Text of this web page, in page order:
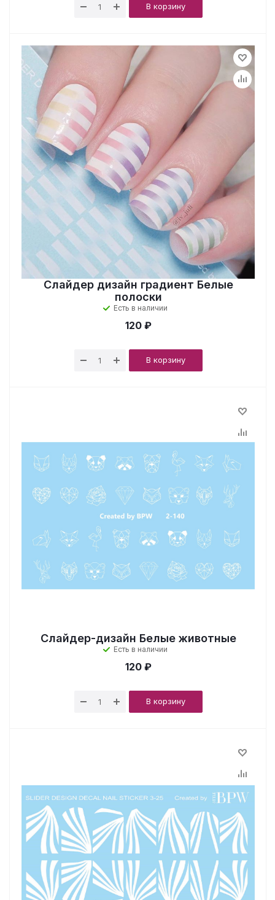
В корзину
Слайдер дизайн градиент Белые
полоски
Есть в наличии
120 ₽
В корзину
Слайдер-дизайн Белые животные
Есть в наличии
120 ₽
В корзину